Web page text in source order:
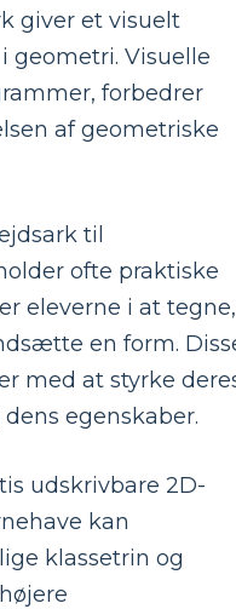
giver et visuelt
geometri. Visuelle
forbedrer
af ​​geometriske
til
ofte praktiske
eleverne i at tegne,
en form.
med at styrke
egenskaber.
udskrivbare 2D-
kan
klassetrin og